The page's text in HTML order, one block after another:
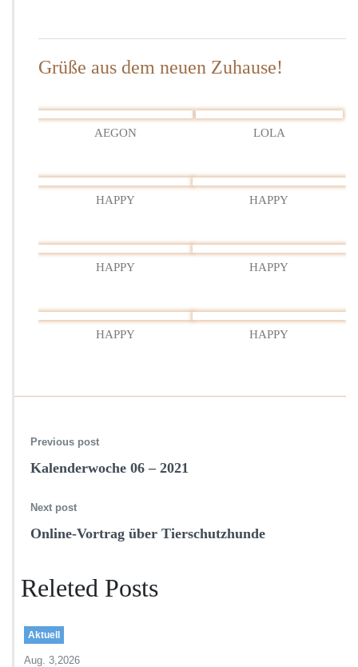
Grüße aus dem neuen Zuhause!
AEGON LOLA
HAPPY HAPPY
HAPPY HAPPY
HAPPY HAPPY
Previous post
Kalenderwoche 06 – 2021
Next post
Online-Vortrag über Tierschutzhunde
Releted Posts
Aktuell
Aug. 3,2026